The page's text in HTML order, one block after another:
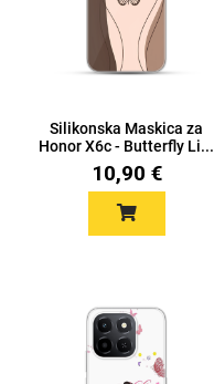
Silikonska Maskica za
Honor X6c - Butterfly Li...
10,90 €